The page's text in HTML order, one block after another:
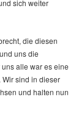
sich weiter
die diesen
uns die
alle war es eine
sind in dieser
und halten nun